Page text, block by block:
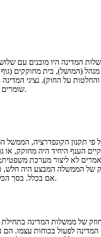
המדינה היו מובנים עם
(המושל), בית מחוקקים
והחלטות על החוק). נציגי
שומרים על המערכות המוניטריות מס שלהם.
פי תקנון הקונפדרציה, הממשל
לא ליצור מערכת
של הממשלה המבצע היה חלש,
אם בכלל. בסך הכל, המאמרים היו חלשים גרוע מובנים.
של ממשלות המדינה
המדינה לפעול בכוחות עצמו.